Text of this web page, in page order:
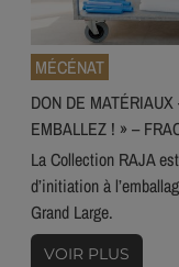
MÉCÉNAT
DON DE
EMBALLEZ ! » –
La Collection RAJA
d’initiation à
Grand Large.
VOIR PLUS